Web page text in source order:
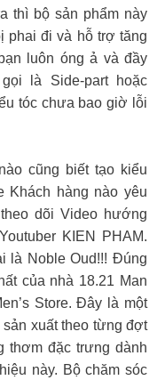
thì bộ sản phẩm này
phai đi và hỗ trợ tăng
luôn óng ả và đầy
là Side-part hoặc
tóc chưa bao giờ lỗi
cũng biết tạo kiểu
Khách hàng nào yêu
dõi Video hướng
KIEN PHAM.
là Noble Oud!!! Đúng
của nhà 18.21 Man
Store. Đây là một
xuất theo từng đợt
thơm đặc trưng dành
này. Bộ chăm sóc